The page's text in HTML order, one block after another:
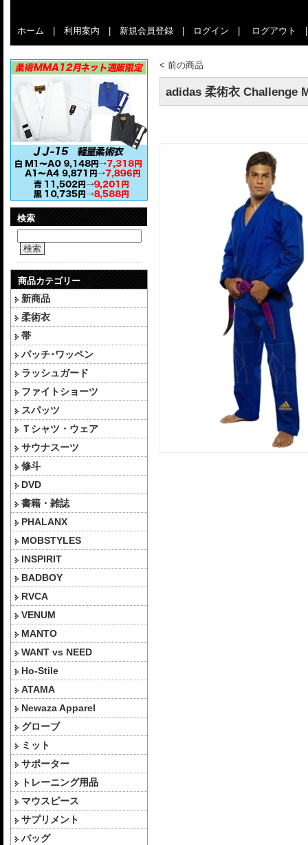
ホーム 利用案内 新規会員登録 ログイン ログアウト
検索
検索
商品カテゴリー
新商品
柔術衣
帯
パッチ･ワッペン
ラッシュガード
ファイトショーツ
スパッツ
Ｔシャツ・ウェア
サウナスーツ
修斗
DVD
書籍・雑誌
PHALANX
MOBSTYLES
INSPIRIT
BADBOY
RVCA
VENUM
MANTO
WANT vs NEED
Ho-Stile
ATAMA
Newaza Apparel
グローブ
ミット
サポーター
トレーニング用品
マウスピース
サプリメント
バッグ
< 前の商品
adidas 柔術衣 Challenge